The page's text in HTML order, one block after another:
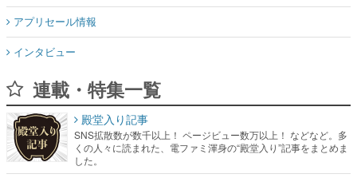
アプリセール情報
インタビュー
連載・特集一覧
殿堂入り記事
SNS拡散数が数千以上！ ページビュー数万以上！ などなど。多
くの人々に読まれた、電ファミ渾身の“殿堂入り”記事をまとめま
した。